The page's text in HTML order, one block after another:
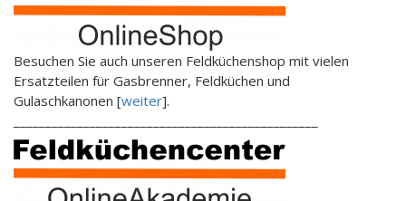
Besuchen Sie auch unseren Feldküchenshop mit vielen
Ersatzteilen für Gasbrenner, Feldküchen und
Gulaschkanonen [weiter].